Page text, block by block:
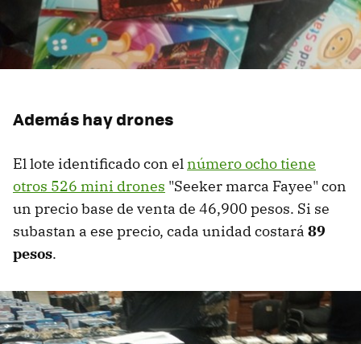
Además hay drones
El lote identificado con elnúmero ocho tiene
otros 526 mini drones "Seeker marca Fayee" con
un precio base de venta de 46,900 pesos. Si se
subastan a ese precio, cada unidad costará 89
pesos.